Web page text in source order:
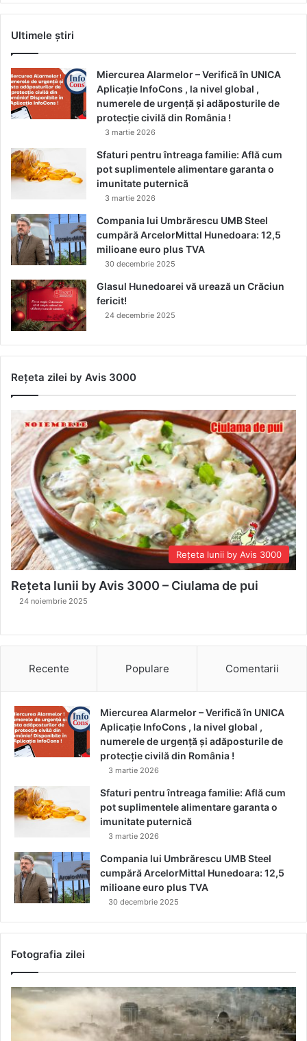
Ultimele știri
Miercurea Alarmelor – Verifică în UNICA
Aplicație InfoCons , la nivel global ,
numerele de urgență și adăposturile de
protecție civilă din România !
3 martie 2026
Sfaturi pentru întreaga familie: Află cum
pot suplimentele alimentare garanta o
imunitate puternică
3 martie 2026
Compania lui Umbrărescu UMB Steel
cumpără ArcelorMittal Hunedoara: 12,5
milioane euro plus TVA
30 decembrie 2025
Glasul Hunedoarei vă urează un Crăciun
fericit!
24 decembrie 2025
Rețeta zilei by Avis 3000
Rețeta lunii by Avis 3000
Rețeta lunii by Avis 3000 – Ciulama de pui
24 noiembrie 2025
Recente Populare Comentarii
Miercurea Alarmelor – Verifică în UNICA
Aplicație InfoCons , la nivel global ,
numerele de urgență și adăposturile de
protecție civilă din România !
3 martie 2026
Sfaturi pentru întreaga familie: Află cum
pot suplimentele alimentare garanta o
imunitate puternică
3 martie 2026
Compania lui Umbrărescu UMB Steel
cumpără ArcelorMittal Hunedoara: 12,5
milioane euro plus TVA
30 decembrie 2025
Fotografia zilei